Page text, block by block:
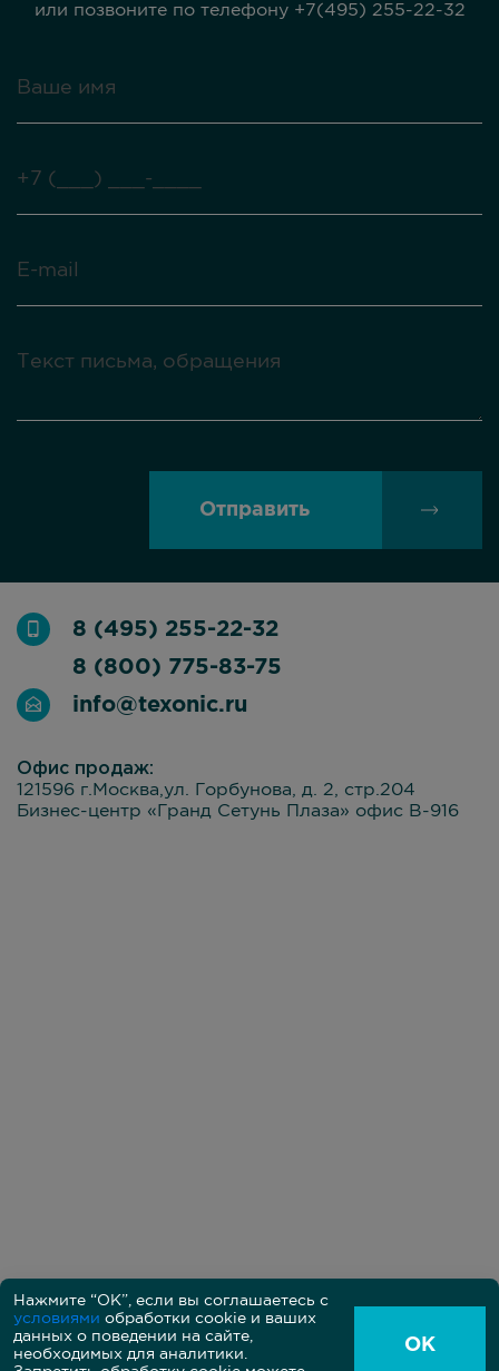
или позвоните по телефону +7(495) 255-22-32
Отправить
8 (495) 255-22-32
8 (800) 775-83-75
info@texonic.ru
Офис продаж:
121596 г.Москва,ул. Горбунова, д. 2, стр.204
Бизнес-центр «Гранд Сетунь Плаза» офис В-916
Политика в области обработки персональных данных
Пользовательское соглашение между владельцем и
пользователем сайта
Нажмите “ОК”, если вы соглашаетесь с
условиями обработки cookie и ваших
данных о поведении на сайте,
необходимых для аналитики.
ОК